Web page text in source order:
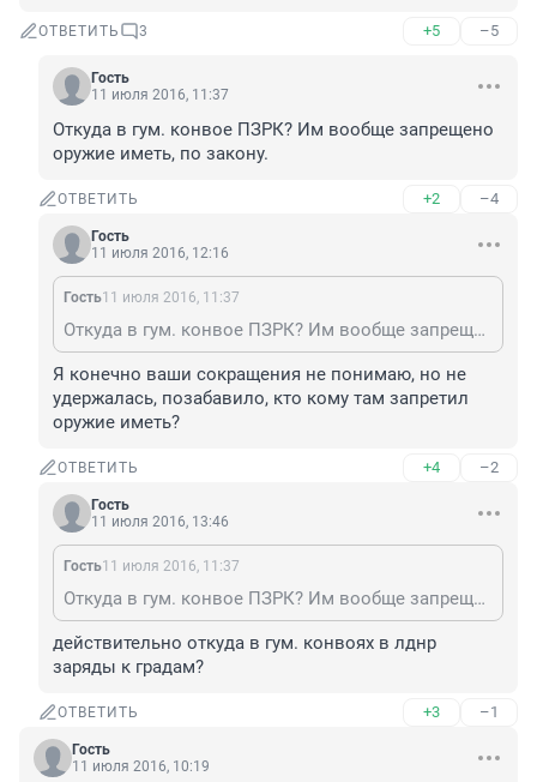
ОТВЕТИТЬ 3 +5 –5
Гость
11 июля 2016, 11:37
Откуда в гум. конвое ПЗРК? Им вообще запрещено
оружие иметь, по закону.
ОТВЕТИТЬ +2 –4
Гость
11 июля 2016, 12:16
Гость11 июля 2016, 11:37
Откуда в гум. конвое ПЗРК? Им вообще запрещено оружие иметь, по закону.
Я конечно ваши сокращения не понимаю, но не
удержалась, позабавило, кто кому там запретил
оружие иметь?
ОТВЕТИТЬ +4 –2
Гость
11 июля 2016, 13:46
Гость11 июля 2016, 11:37
Откуда в гум. конвое ПЗРК? Им вообще запрещено оружие иметь, по закону.
действительно откуда в гум. конвоях в лднр
заряды к градам?
ОТВЕТИТЬ +3 –1
Гость
11 июля 2016, 10:19